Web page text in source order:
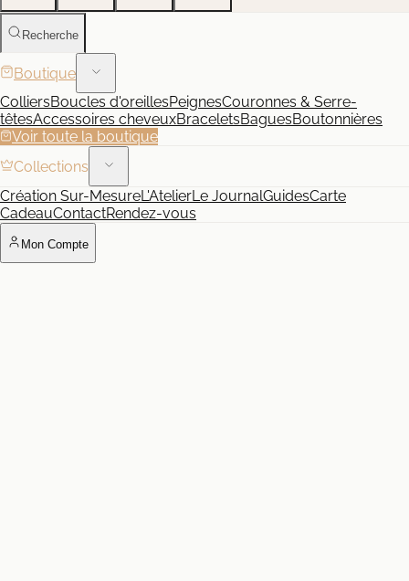
Recherche
Boutique
ColliersBoucles d'oreillesPeignesCouronnes & Serre-
têtesAccessoires cheveuxBraceletsBaguesBoutonnières
Voir toute la boutique
Collections
Création Sur-MesureL'AtelierLe JournalGuidesCarte
CadeauContactRendez-vous
Mon Compte